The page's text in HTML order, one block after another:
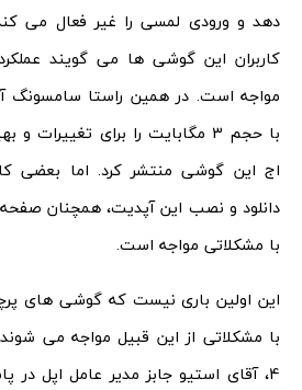
دهد و ورودی لمسی را غیر فعال می
کاربران این گوشی ها می گویند عملکرد
مواجه است. در همین راستا سامسونگ
با حجم 3 مگابایت را برای
اج این گوشی منتشر کرد. اما بعضی
دانلود و نصب این آپدیت، همچنان
با مشکلاتی مواجه است.
این اولین باری نیست که گوشی های
با مشکلاتی از این قبیل مواجه می
4، آقای استیو جابز مدیر عامل اپل